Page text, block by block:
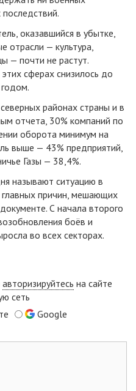
оказавшийся в убытке,
отрасли — культура,
— почти не растут.
сферах снизилось до
районах страны и в
отчета, 30% компаний по
оборота минимум на
выше — 43% предприятий,
Газы — 38,4%.
называют ситуацию в
причин, мешающих
С начала второго
боёв и
во всех секторах.
авторизируйтесь на сайте
сеть
Google